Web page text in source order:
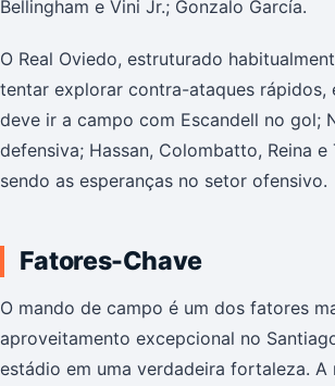
Bellingham e Vini Jr.; Gonzalo García.
O Real Oviedo, estruturado
tentar explorar contra-ataques
deve ir a campo com Escandell no gol;
defensiva; Hassan, Colombatto, Reina
sendo as esperanças no setor ofensivo.
Fatores-Chave
O mando de campo é um dos fatores
aproveitamento excepcional no
estádio em uma verdadeira fortaleza.